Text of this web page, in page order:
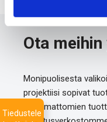
Ota
Monipuolisesta
projektiisi sopivat
listaamattomien
Tiedustele